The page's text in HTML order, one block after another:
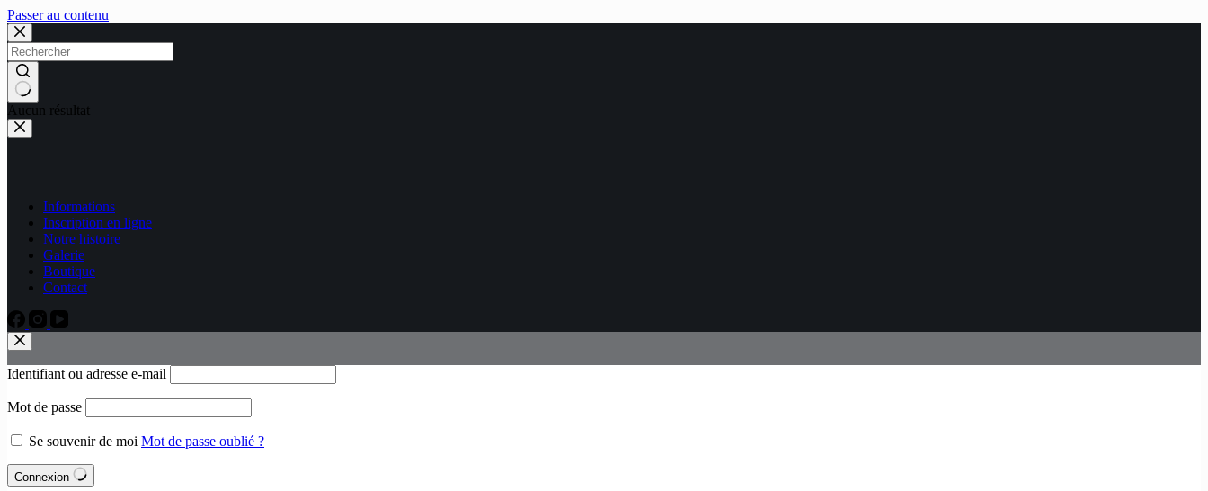
Passer au contenu
Aucun résultat
Informations
Inscription en ligne
Notre histoire
Galerie
Boutique
Contact
Identifiant ou adresse e-mail
Mot de passe
Se souvenir de moi Mot de passe oublié ?
Connexion